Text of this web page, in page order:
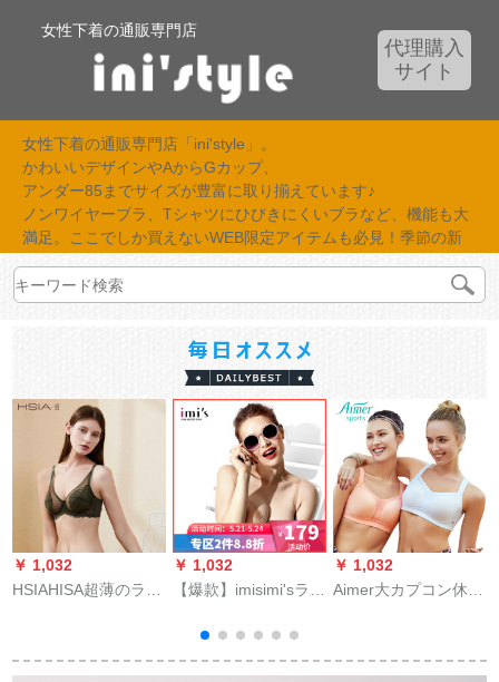
女性下着の通販専門店
代理購入
サイト
女性下着の通販専門店「ini'style」。
かわいいデザインやAからGカップ、
アンダー85までサイズが豊富に取り揃えています♪
ノンワイヤーブラ、Tシャツにひびきにくいブラなど、機能も大
満足。ここでしか買えないWEB限定アイテムも必見！季節の新
￥ 1,032
HSIAHISA超薄のライ
は、ローラースケー
￥ 1,032
【爆款】imisimi'sライ
良い洞杯には/ノ-ワイ
ヤ寄せ付けます。ブ
￥ 1,032
Aimer大カプコン休日
防止垂れ下がった大